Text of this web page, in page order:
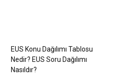
EUS Konu Dağılımı Tablosu
Nedir? EUS Soru Dağılımı
Nasıldır?